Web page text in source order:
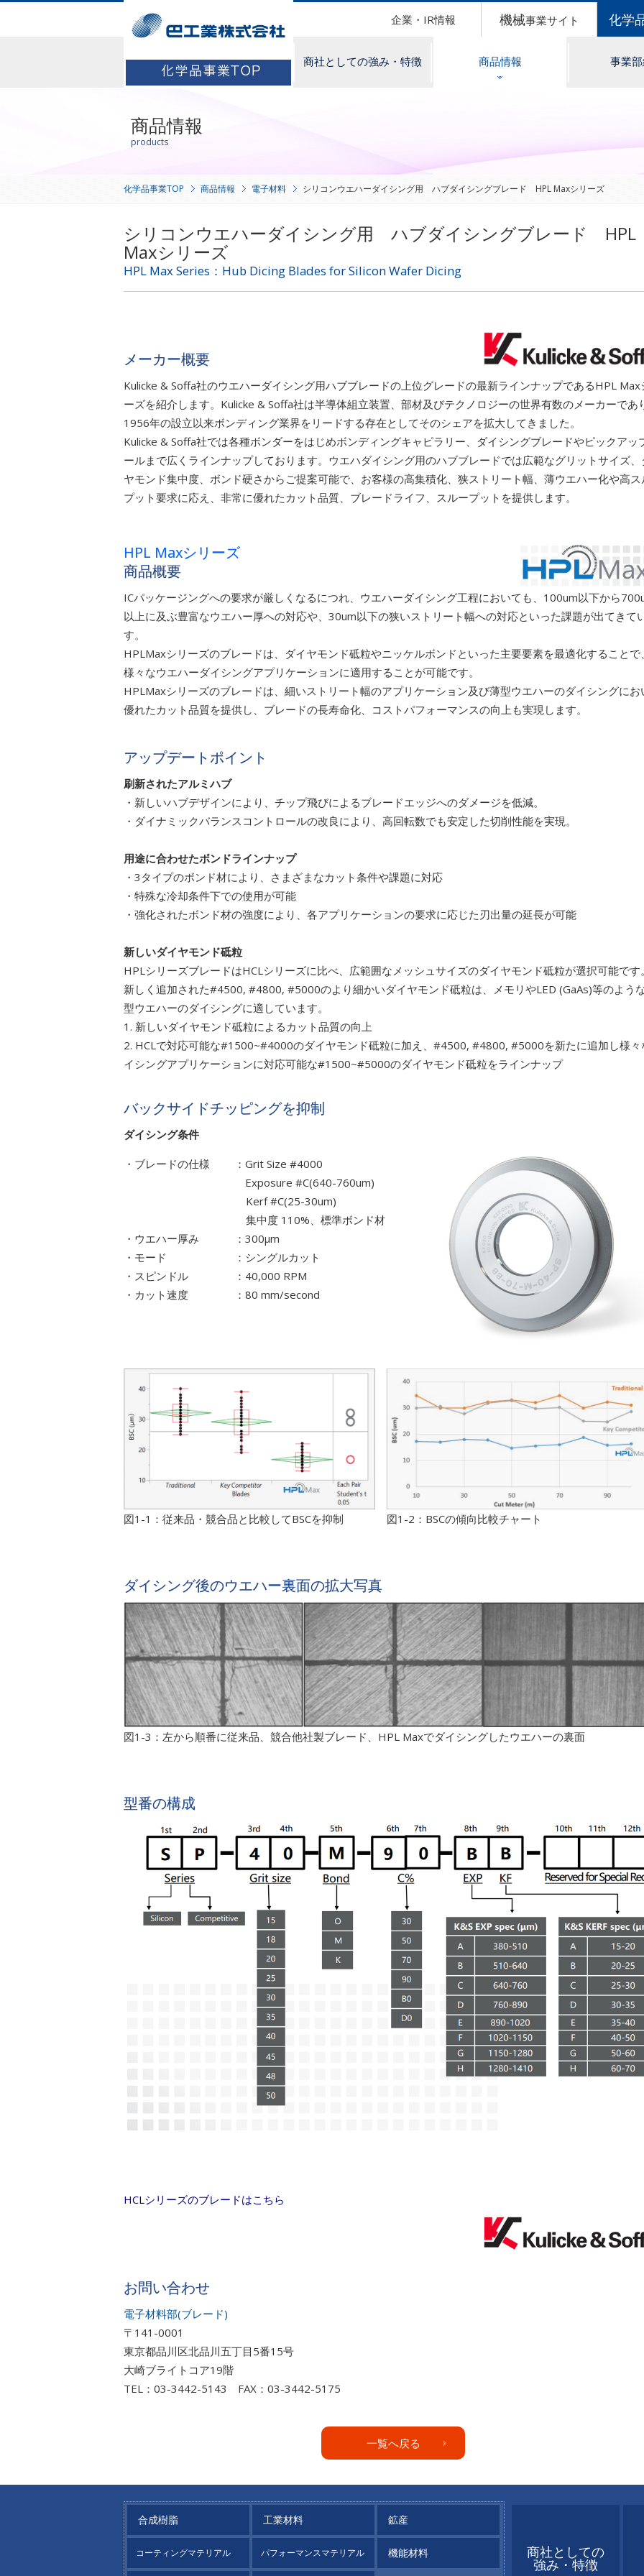
企業・IR情報 機械事業サイト 化学
商社としての強み・特徴 商品情報 事業
商品情報
products
化学品事業TOP 商品情報 電子材料 シリコンウエハーダイシング用 ハブダイシングブレード HPL Maxシリーズ
シリコンウエハーダイシング用 ハブダイシングブレード HPL
Maxシリーズ
HPL Max Series：Hub Dicing Blades for Silicon Wafer Dicing
メーカー概要
Kulicke & Soffa社のウエハーダイシング用ハブブレードの上位グレードの最新ラインナップであるHPL Max
ーズを紹介します。Kulicke & Soffa社は半導体組立装置、部材及びテクノロジーの世界有数のメーカーであ
1956年の設立以来ボンディング業界をリードする存在としてそのシェアを拡大してきました。
Kulicke & Soffa社では各種ボンダーをはじめボンディングキャピラリー、ダイシングブレードやピックアッ
ールまで広くラインナップしております。ウエハダイシング用のハブブレードでは広範なグリットサイズ、
ヤモンド集中度、ボンド硬さからご提案可能で、お客様の高集積化、狭ストリート幅、薄ウエハー化や高ス
プット要求に応え、非常に優れたカット品質、ブレードライフ、スループットを提供します。
HPL Maxシリーズ
商品概要
ICパッケージングへの要求が厳しくなるにつれ、ウエハーダイシング工程においても、100um以下から
以上に及ぶ豊富なウエハー厚への対応や、30um以下の狭いストリート幅への対応といった課題が出てきて
す。
HPLMaxシリーズのブレードは、ダイヤモンド砥粒やニッケルボンドといった主要要素を最適化することで、
様々なウエハーダイシングアプリケーションに適用することが可能です。
HPLMaxシリーズのブレードは、細いストリート幅のアプリケーション及び薄型ウエハーのダイシングにお
優れたカット品質を提供し、ブレードの長寿命化、コストパフォーマンスの向上も実現します。
アップデートポイント
刷新されたアルミハブ
・新しいハブデザインにより、チップ飛びによるブレードエッジへのダメージを低減。
・ダイナミックバランスコントロールの改良により、高回転数でも安定した切削性能を実現。
用途に合わせたボンドラインナップ​
・3タイプのボンド材により、さまざまなカット条件や課題に対応
・特殊な冷却条件下での使用が可能
・強化されたボンド材の強度により、各アプリケーションの要求に応じた刃出量の延長が可能
新しいダイヤモンド砥粒
HPLシリーズブレードはHCLシリーズに比べ、広範囲なメッシュサイズのダイヤモンド砥粒が選択可能です。
新しく追加された#4500, #4800, #5000のより細かいダイヤモンド砥粒は、メモリやLED (GaAs)等のよう
型ウエハーのダイシングに適しています。
1. 新しいダイヤモンド砥粒によるカット品質の向上
2. HCLで対応可能な#1500~#4000のダイヤモンド砥粒に加え、#4500, #4800, #5000を新たに追加し様々
イシングアプリケーションに対応可能な#1500~#5000のダイヤモンド砥粒をラインナップ
バックサイドチッピングを抑制
ダイシング条件
・ブレードの仕様 ： Grit Size #4000
Exposure #C(640-760um)
Kerf #C(25-30um)
集中度 110%、標準ボンド材
・ウエハー厚み
：300μm
・モード
：シングルカット
・スピンドル
：40,000 RPM
・カット速度
：80 mm/second
図1-1：従来品・競合品と比較してBSCを抑制 図1-2：BSCの傾向比較チャート
ダイシング後のウエハー裏面の拡大写真
図1-3：左から順番に従来品、競合他社製ブレード、HPL Maxでダイシングしたウエハーの裏面
型番の構成
HCLシリーズのブレードはこちら
お問い合わせ
電子材料部(ブレード)
〒141-0001
東京都品川区北品川五丁目5番15号
大崎ブライトコア19階
TEL：03-3442-5143 FAX：03-3442-5175
一覧へ戻る
合成樹脂 工業材料 鉱産
コーティングマテリアル パフォーマンスマテリアル 機能材料 商社としての
強み・特徴